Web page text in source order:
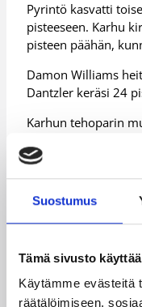
Suostumus
Tämä sivusto
Käytämme evästeitä
räätälöimiseen,
Pyrintö kasvatti
pisteeseen. Karhu
pisteen päähän,
Damon Williams
Dantzler keräsi 24
Karhun tehoparin
(STT)
Korisliigan
Lisätietoja:/